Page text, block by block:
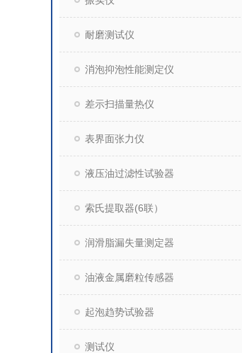
耐磨测试仪
消泡抑泡性能测定仪
差示扫描量热仪
表界面张力仪
液压油过滤性试验器
索氏提取器(6联）
润滑脂漏失量测定器
油液金属磨粒传感器
起泡趋势试验器
测试仪